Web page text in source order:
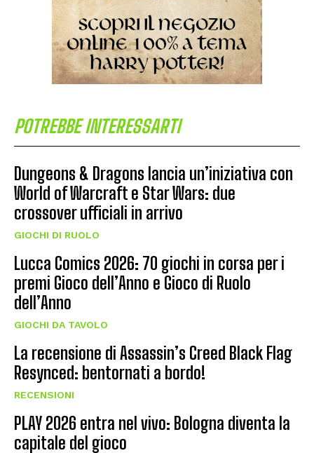
POTREBBE INTERESSARTI
Dungeons & Dragons lancia un’iniziativa con
World of Warcraft e Star Wars: due
crossover ufficiali in arrivo
GIOCHI DI RUOLO
Lucca Comics 2026: 70 giochi in corsa per i
premi Gioco dell’Anno e Gioco di Ruolo
dell’Anno
GIOCHI DA TAVOLO
La recensione di Assassin’s Creed Black Flag
Resynced: bentornati a bordo!
RECENSIONI
PLAY 2026 entra nel vivo: Bologna diventa la
capitale del gioco